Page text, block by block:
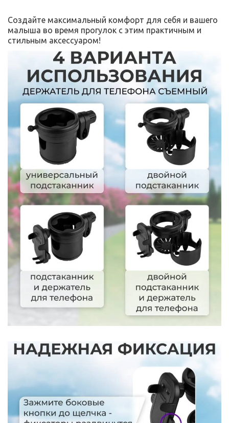
Создайте максимальный комфорт для себя и вашего
малыша во время прогулок с этим практичным и
стильным аксессуаром!